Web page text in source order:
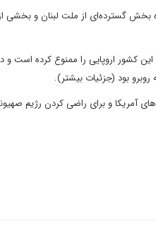
گسترده‌ای از ملت لبنان و بخشی از
کشور اروپایی را ممنوع کرده است و
بود (جزئیات بیشتر).
آمریکا و برای راضی کردن رژیم